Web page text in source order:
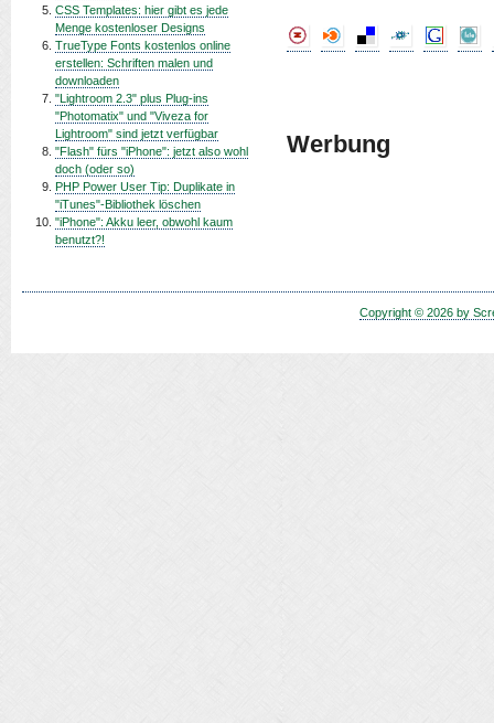
CSS Templates: hier gibt es jede
Menge kostenloser Designs
TrueType Fonts kostenlos online
erstellen: Schriften malen und
downloaden
"Lightroom 2.3" plus Plug-ins
"Photomatix" und "Viveza for
Lightroom" sind jetzt verfügbar
"Flash" fürs "iPhone": jetzt also wohl
doch (oder so)
PHP Power User Tip: Duplikate in
"iTunes"-Bibliothek löschen
"iPhone": Akku leer, obwohl kaum
benutzt?!
Werbung
Copyright © 2026 by